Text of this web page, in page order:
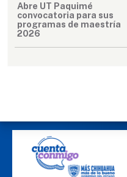
Abre UT Paquimé
convocatoria para sus
programas de maestría
2026